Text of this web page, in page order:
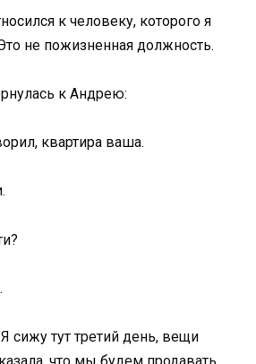
к человеку, которого я
не пожизненная должность.
к Андрею:
квартира ваша.
сижу тут третий день, вещи